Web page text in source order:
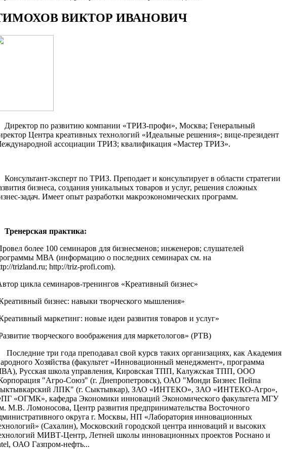
ВИКТОР ИВАНОВИЧ
по развитию компании «ТРИЗ-профи», Москва; Генеральный
Центра креативных технологий «Идеальные решения»; вице-президент
ассоциации ТРИЗ; квалификация «Мастер ТРИЗ».
эксперт по ТРИЗ. Преподает и консультирует в области стратегии
бизнеса, создания уникальных товаров и услуг, решения сложных
задач. Имеет опыт разработки макроэкономических программ.
практика:
более 100 семинаров для бизнесменов; инженеров; слушателей
МВА (информацию о последних семинарах см. на
trizland.ru; http://triz-profi.com).
цикла семинаров-тренингов «Креативный бизнес»
бизнес: навыки творческого мышления»
маркетинг: новые идеи развития товаров и услуг»
творческого воображения для маркетологов» (РТВ)
три года преподавал свой курсв таких организациях, как Академия
Хозяйства (факультет «Инновационный менеджмент», программа
Русская школа управления, Кировская ТПП, Калужская ТПП, ООО
"Агро-Союз" (г. Днепропетровск), ОАО "Монди Бизнес Пейпа
ЛПК" (г. Сыктывкар), ЗАО «ИНТЕКО», ЗАО «ИНТЕКО-Агро»,
«ОГМК», кафедра Экономики инноваций Экономического факультета МГУ
М.В. Ломоносова, Центр развития предпринимательства Восточного
округа г. Москвы, НП «Лаборатория инновационных
(Сахалин), Московский городской центра инноваций и высоких
МИВТ-Центр, Летней школы инновационных проектов Роснано и
ОАО Газпром-нефть...